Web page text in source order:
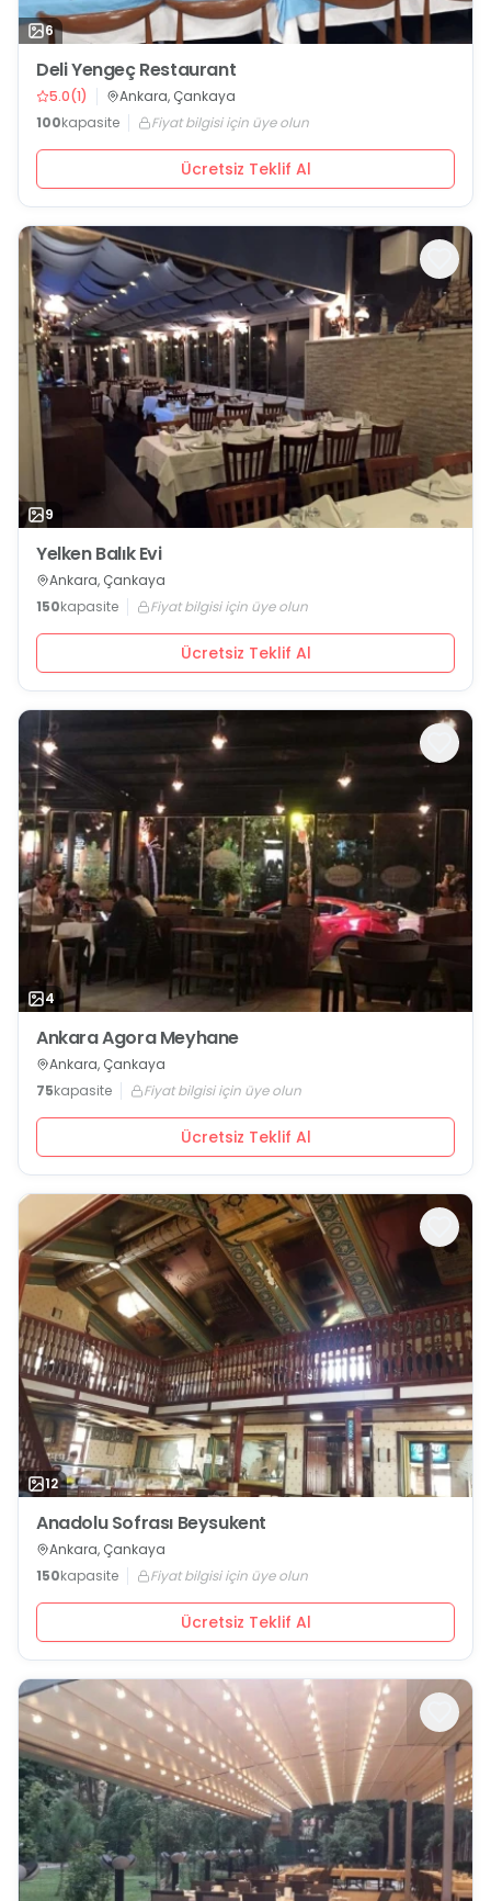
6
Deli Yengeç Restaurant
5.0(1)
Ankara, Çankaya
100kapasite Fiyat bilgisi için üye olun
Ücretsiz Teklif Al
9
Yelken Balık Evi
Ankara, Çankaya
150kapasite Fiyat bilgisi için üye olun
Ücretsiz Teklif Al
4
Ankara Agora Meyhane
Ankara, Çankaya
75kapasite Fiyat bilgisi için üye olun
Ücretsiz Teklif Al
12
Anadolu Sofrası Beysukent
Ankara, Çankaya
150kapasite Fiyat bilgisi için üye olun
Ücretsiz Teklif Al